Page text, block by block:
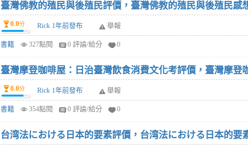
臺灣佛教的殖民與後殖民評價，臺灣佛教的殖民與後殖民感
0.0分 Rick 1年前發布 舉報
書籍 327點閱 0 評論/給分 0
臺灣摩登咖啡屋：日治臺灣飲食消費文化考評價，臺灣摩登
0.0分 Rick 1年前發布 舉報
書籍 354點閱 0 評論/給分 0
台湾法における日本的要素評價，台湾法における日本的要